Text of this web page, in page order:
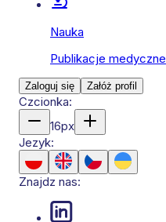
Nauka
Publikacje medyczne
Zaloguj się Załóż profil
Czcionka:
16px
Jezyk:
Znajdz nas: